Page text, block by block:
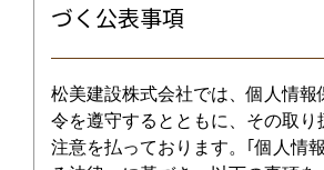
づく公表事項
松美建設株式会社では、個人情報
令を遵守するとともに、その取り
注意を払っております。｢個人情